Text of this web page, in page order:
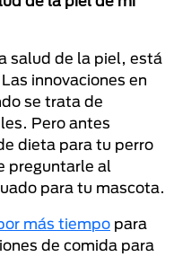
salud de la piel, está
innovaciones en
se trata de
Pero antes
dieta para tu perro
preguntarle al
para tu mascota.
más tiempo para
de comida para